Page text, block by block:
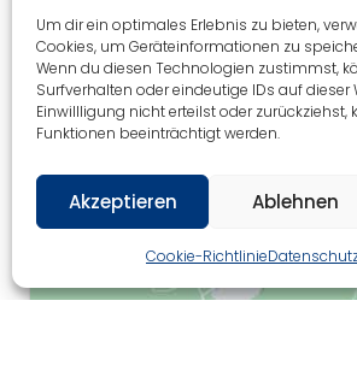
Um dir ein optimales Erlebnis zu bieten,
Cookies, um Geräteinformationen zu
Wenn du diesen Technologien zustimmst,
Surfverhalten oder eindeutige IDs auf
Einwillligung nicht erteilst oder
Funktionen beeinträchtigt werden.
Akzeptieren Ablehnen
Cookie-Richtlinie